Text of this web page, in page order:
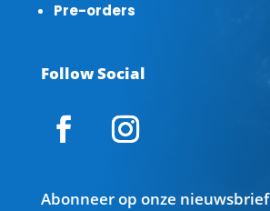
Pre-orders
Follow Social
Abonneer op onze nieuwsbrief